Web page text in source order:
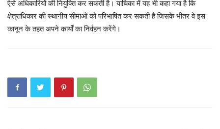
ऐसे अधिकारियों की नियुक्ति कर सकती है। याचिका में यह भी कहा गया है कि
क्षेत्राधिकार की स्थानीय सीमाओं को परिभाषित कर सकती है जिसके भीतर वे इस
कानून के तहत अपने कार्यों का निर्वहन करेंगे।